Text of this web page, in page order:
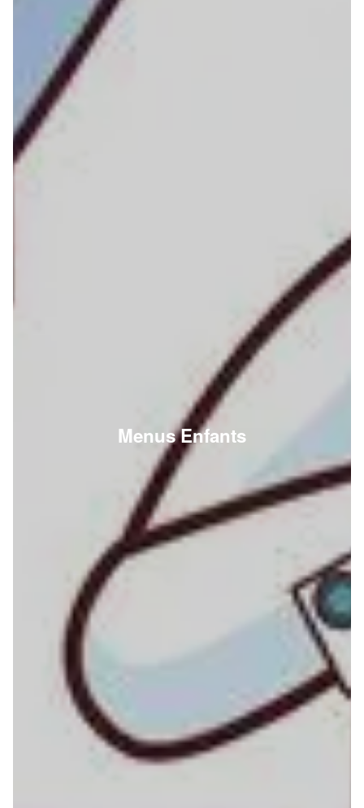
Menus Enfants